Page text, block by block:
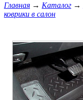
Главная → Каталог →
коврики в салон